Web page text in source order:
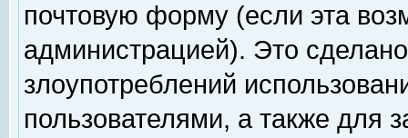
почтовую форму (если эта
администрацией). Это
злоупотреблений
пользователями, а также для